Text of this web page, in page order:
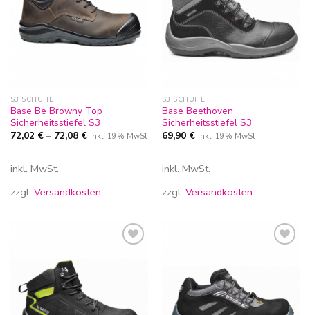
S3 SCHUHE
Base Be Browny Top
Sicherheitsstiefel S3
72,02 €– 72,08 € inkl. 19% MwSt
inkl. MwSt.
zzgl. Versandkosten
S3 SCHUHE
Base Beethoven
Sicherheitsstiefel S3
69,90 € inkl. 19% MwSt
inkl. MwSt.
zzgl. Versandkosten